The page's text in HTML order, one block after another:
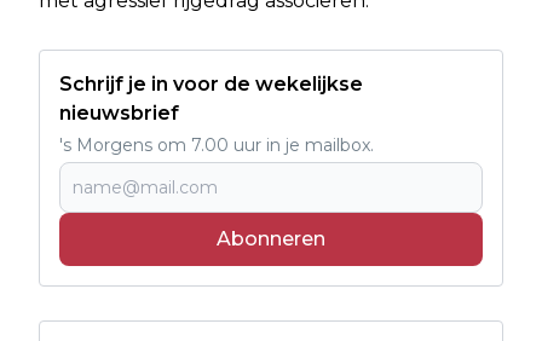
Schrijf je in voor de wekelijkse
nieuwsbrief
's Morgens om 7.00 uur in je mailbox.
Abonneren